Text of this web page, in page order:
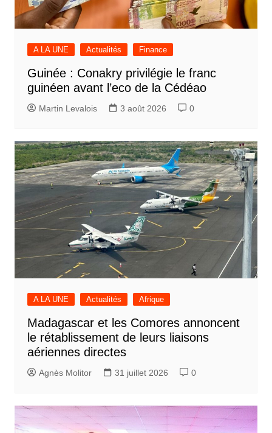
A LA UNE Actualités Finance
Guinée : Conakry privilégie le franc
guinéen avant l’eco de la Cédéao
Martin Levalois 3 août 2026 0
A LA UNE Actualités Afrique
Madagascar et les Comores annoncent
le rétablissement de leurs liaisons
aériennes directes
Agnès Molitor 31 juillet 2026 0